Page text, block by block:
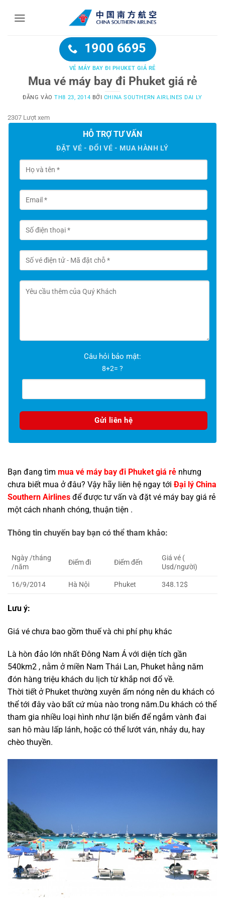
1900 6695
VÉ MÁY BAY ĐI PHUKET GIÁ RẺ
Mua vé máy bay đi Phuket giá rẻ
ĐĂNG VÀOTH8 23, 2014 BỞI CHINA SOUTHERN AIRLINES DAI LY
2307 Lượt xem
HỖ TRỢ TƯ VẤN
ĐẶT VÉ - ĐỔI VÉ - MUA HÀNH LÝ
Câu hỏi bảo mật:
8+2= ?
Bạn đang tìm mua vé máy bay đi Phuket giá rẻ nhưng
chưa biết mua ở đâu? Vậy hãy liên hệ ngay tới Đại lý China
Southern Airlines để được tư vấn và đặt vé máy bay giá rẻ
một cách nhanh chóng, thuận tiện .
Thông tin chuyến bay bạn có thể tham khảo:
Ngày /tháng
/năm
Điểm đi Điểm đến
Giá vé (
Usd/người)
16/9/2014 Hà Nội Phuket 348.12$
Lưu ý:
Giá vé chưa bao gồm thuế và chi phí phụ khác
Là hòn đảo lớn nhất Đông Nam Á với diện tích gần
540km2 , nằm ở miền Nam Thái Lan, Phuket hằng năm
đón hàng triệu khách du lịch từ khắp nơi đổ về.
Thời tiết ở Phuket thường xuyên ấm nóng nên du khách có
thể tới đây vào bất cứ mùa nào trong năm.Du khách có thể
tham gia nhiều loại hình như lặn biển để ngắm vành đai
san hô màu lấp lánh, hoặc có thể lướt ván, nhảy du, hay
chèo thuyền.